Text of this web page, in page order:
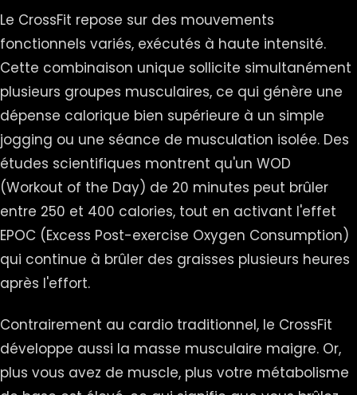
Le CrossFit repose sur des mouvements
fonctionnels variés, exécutés à haute intensité.
Cette combinaison unique sollicite simultanément
plusieurs groupes musculaires, ce qui génère une
dépense calorique bien supérieure à un simple
jogging ou une séance de musculation isolée. Des
études scientifiques montrent qu'un WOD
(Workout of the Day) de 20 minutes peut brûler
entre 250 et 400 calories, tout en activant l'effet
EPOC (Excess Post-exercise Oxygen Consumption)
qui continue à brûler des graisses plusieurs heures
après l'effort.
Contrairement au cardio traditionnel, le CrossFit
développe aussi la masse musculaire maigre. Or,
plus vous avez de muscle, plus votre métabolisme